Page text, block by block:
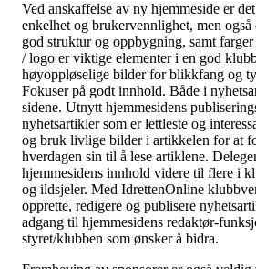
Ved anskaffelse av ny hjemmeside er
enkelhet og brukervennlighet, men
god struktur og oppbygning, samt
/ logo er viktige elementer i en god
høyoppløselige bilder for blikkfang og
Fokuser på godt innhold. Både i
sidene. Utnytt hjemmesidens
nyhetsartikler som er lettleste og
og bruk livlige bilder i artikkelen for at
hverdagen sin til å lese artiklene.
hjemmesidens innhold videre til flere i
og ildsjeler. Med IdrettenOnline
opprette, redigere og publisere
adgang til hjemmesidens redaktør-
styret/klubben som ønsker å bidra.